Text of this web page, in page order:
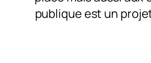
publique est un